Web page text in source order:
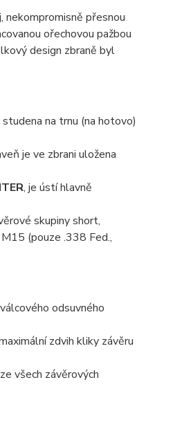
nekompromisně přesnou
ořechovou pažbou
design zbraně byl
na trnu (na hotovo)
je ve zbrani uložena
, je ústí hlavně
skupiny short,
(pouze .338 Fed.,
odsuvného
zdvih kliky závěru
všech závěrových